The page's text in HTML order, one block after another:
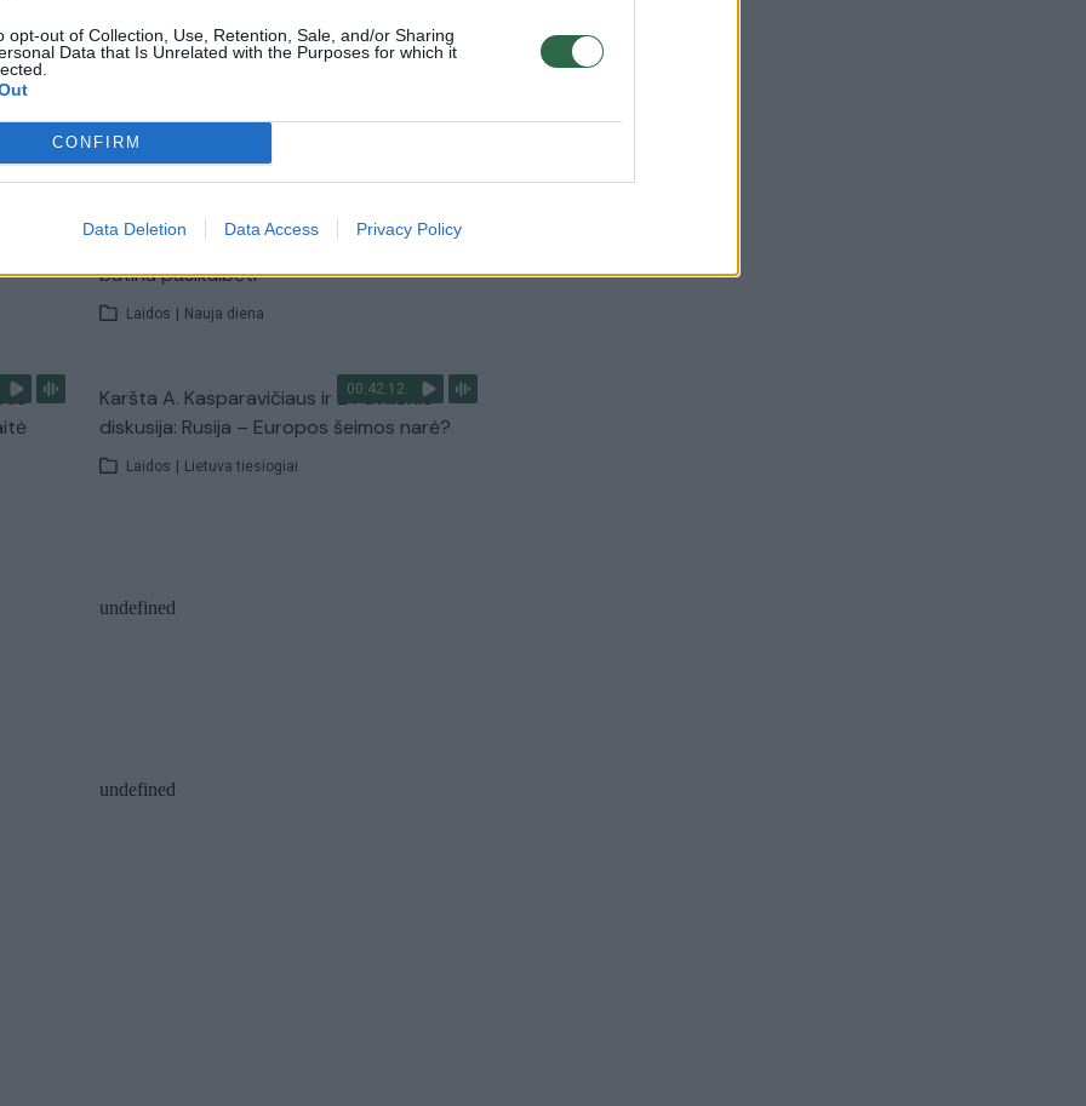
opt-out of Collection, Use, Retention, Sale, and/or Sharing
Data that Is Unrelated with the Purposes for which it
CONFIRM
Data Deletion Data Access Privacy Policy
Ruošiantis naujiems mokslo metams –
vaikų teisių tarnybos primena: štai apie ką
būtina pasikalbėti
Laidos | Nauja diena
00:42:12
Karšta A. Kasparavičiaus ir Ž Pavilionio
diskusija: Rusija – Europos šeimos narė?
Laidos | Lietuva tiesiogiai